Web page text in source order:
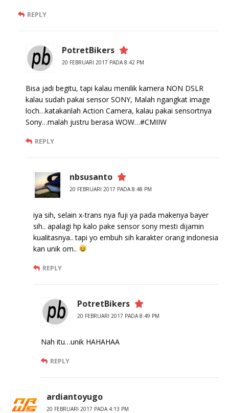
REPLY
PotretBikers
20 FEBRUARI 2017 PADA 8:42 PM
Bisa jadi begitu, tapi kalau menilik kamera NON DSLR
kalau sudah pakai sensor SONY, Malah ngangkat image
loch…katakanlah Action Camera, kalau pakai sensortnya
Sony…malah justru berasa WOW…#CMIIW
REPLY
nbsusanto
20 FEBRUARI 2017 PADA 8:48 PM
iya sih, selain x-trans nya fuji ya pada makenya bayer
sih.. apalagi hp kalo pake sensor sony mesti dijamin
kualitasnya.. tapi yo embuh sih karakter orang indonesia
kan unik om..
REPLY
PotretBikers
20 FEBRUARI 2017 PADA 8:49 PM
Nah itu…unik HAHAHAA
REPLY
ardiantoyugo
20 FEBRUARI 2017 PADA 4:13 PM